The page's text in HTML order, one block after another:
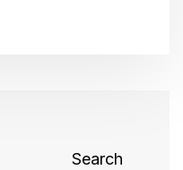
Search